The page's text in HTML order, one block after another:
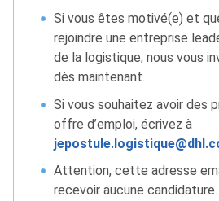
Si vous êtes motivé(e) et
rejoindre une entreprise
de la logistique, nous vous
dès maintenant.
Si vous souhaitez avoir des
offre d’emploi, écrivez à
Attention, cette adresse
recevoir aucune